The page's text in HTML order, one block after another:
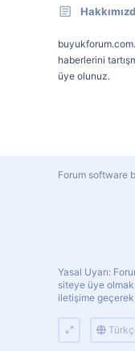
haberlerini
üye olunuz.
Forum software
Yasal Uyarı:
siteye üye
iletişime